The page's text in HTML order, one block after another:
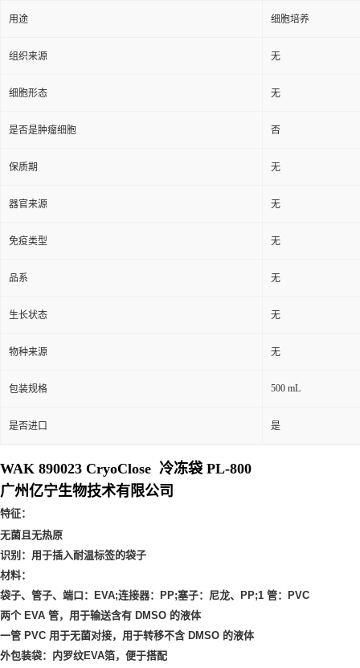
用途 细胞培养
组织来源 无
细胞形态 无
是否是肿瘤细胞 否
保质期 无
器官来源 无
免疫类型 无
品系 无
生长状态 无
物种来源 无
包装规格 500 mL
是否进口 是
WAK 890023 CryoClose 冷冻袋 PL-800
广州亿宁生物技术有限公司
特征：
无菌且无热原
识别：用于插入耐温标签的袋子
材料：
袋子、管子、端口：EVA;连接器：PP;塞子：尼龙、PP;1 管：PVC
两个 EVA 管，用于输送含有 DMSO 的液体
一管 PVC 用于无菌对接，用于转移不含 DMSO 的液体
外包装袋：内罗纹EVA箔，便于搭配